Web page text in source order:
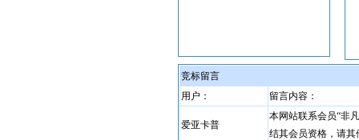
竞标留言
用户：
留言内容：
爱亚卡普
本网站联系会员“非
结其会员资格，请